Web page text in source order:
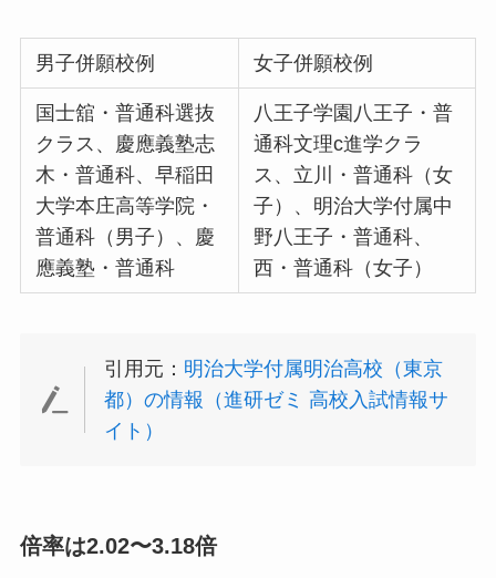
男子併願校例 女子併願校例
国士舘・普通科選抜
クラス、慶應義塾志
木・普通科、早稲田
大学本庄高等学院・
普通科（男子）、慶
應義塾・普通科
八王子学園八王子・普
通科文理c進学クラ
ス、立川・普通科（女
子）、明治大学付属中
野八王子・普通科、
西・普通科（女子）
引用元： 明治大学付属明治高校（東京
都）の情報（進研ゼミ 高校入試情報サ
イト）
倍率は2.02〜3.18倍